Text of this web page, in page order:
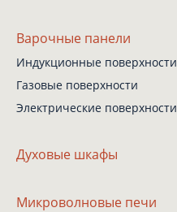
Варочные панели
Индукционные поверхности
Газовые поверхности
Электрические поверхности
Духовые шкафы
Микроволновые печи